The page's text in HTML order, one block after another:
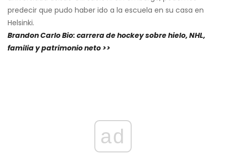
predecir que pudo haber ido a la escuela en su casa en
Helsinki.
Brandon Carlo Bio: carrera de hockey sobre hielo, NHL,
familia y patrimonio neto >>
ad